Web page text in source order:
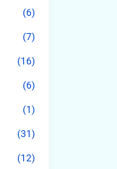
(6)
(7)
(16)
(6)
(1)
(31)
(12)